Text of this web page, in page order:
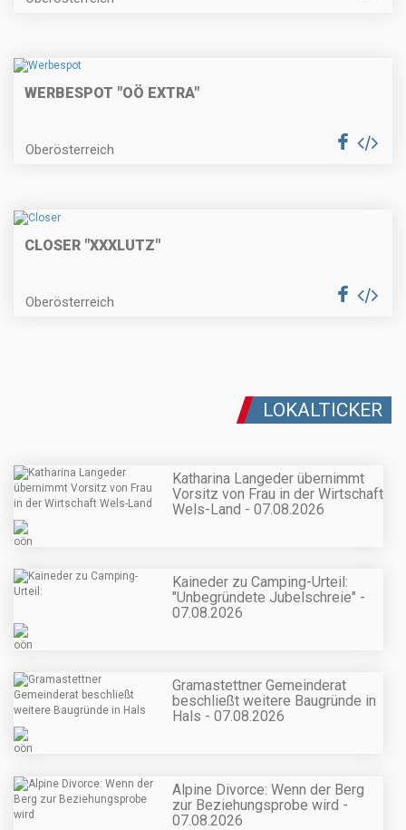
WERBESPOT "OÖ EXTRA"
Oberösterreich
CLOSER "XXXLUTZ"
Oberösterreich
LOKALTICKER
Katharina Langeder übernimmt
Vorsitz von Frau in der Wirtschaft
Wels-Land - 07.08.2026
Kaineder zu Camping-Urteil:
"Unbegründete Jubelschreie" -
07.08.2026
Gramastettner Gemeinderat
beschließt weitere Baugründe in
Hals - 07.08.2026
Alpine Divorce: Wenn der Berg
zur Beziehungsprobe wird -
07.08.2026